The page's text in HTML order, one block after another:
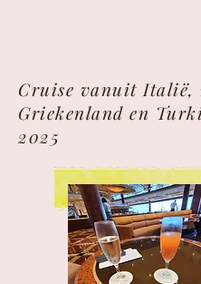
Cruise vanuit Italië,
Griekenland en
2025